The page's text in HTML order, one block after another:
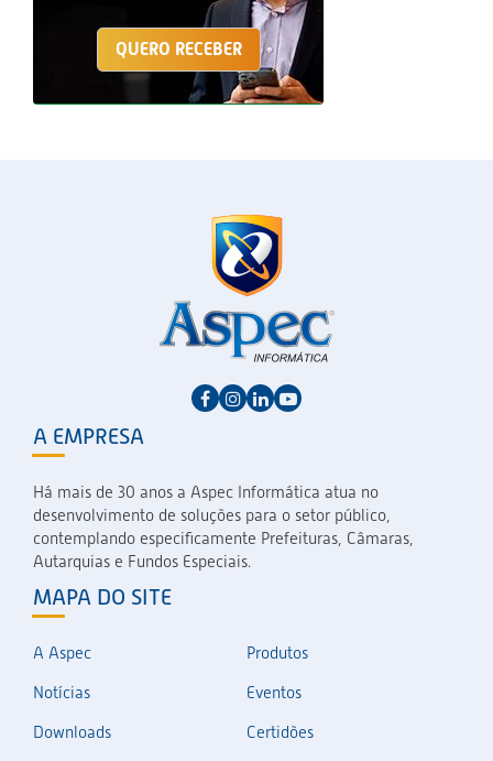
QUERO RECEBER
A EMPRESA
Há mais de 30 anos a Aspec Informática atua no
desenvolvimento de soluções para o setor público,
contemplando especificamente Prefeituras, Câmaras,
Autarquias e Fundos Especiais.
MAPA DO SITE
A Aspec
Produtos
Notícias
Eventos
Downloads
Certidões